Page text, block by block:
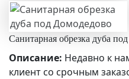
Санитарная обрезка дуба
Описание: Недавно к
клиент со срочным